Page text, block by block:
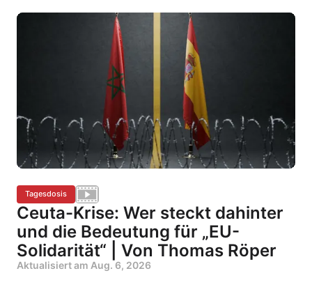
Tagesdosis
Ceuta-Krise: Wer steckt dahinter
und die Bedeutung für „EU-
Solidarität“ | Von Thomas Röper
Aktualisiert am Aug. 6, 2026